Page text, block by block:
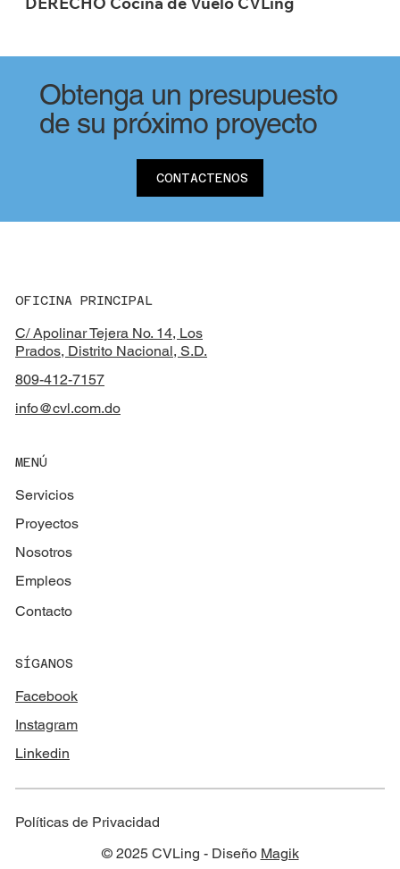
DERECHO Cocina de Vuelo CVLing
Obtenga un presupuesto
de su próximo proyecto
CONTACTENOS
OFICINA PRINCIPAL
C/ Apolinar Tejera No. 14, Los
Prados, Distrito Nacional, S.D.
809-412-7157
info@cvl.com.do
MENÚ
Servicios
Proyectos
Nosotros
Empleos
Contacto
SÍGANOS
Facebook
Instagram
Linkedin
Políticas de Privacidad
© 2025 CVLing - Diseño Magik